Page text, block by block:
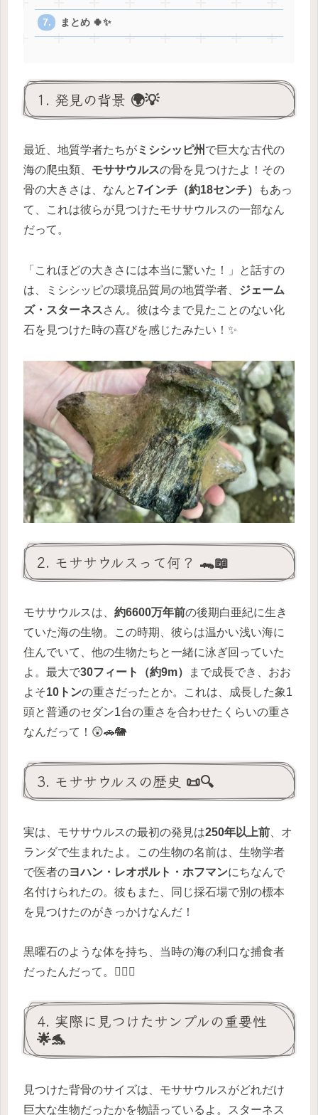
まとめ 🍀✨
1. 発見の背景 🌍💡
最近、地質学者たちがミシシッピ州 で巨大な古代の
海の爬虫類、 モササウルスの骨を見つけたよ！その
骨の大きさは、なんと7インチ（約18センチ）
もあっ
て、これは彼らが見つけたモササウルスの一部なん
だって。
「これほどの大きさには本当に驚いた！」と話すの
は、ミシシッピの環境品質局の地質学者、 ジェーム
ズ・スターネスさん。彼は今まで見たことのない化
石を見つけた時の喜びを感じたみたい！✨
2. モササウルスって何？ 🐊📖
モササウルスは、 約6600万年前の後期白亜紀に生き
ていた海の生物。この時期、彼らは温かい浅い海に
住んでいて、他の生物たちと一緒に泳ぎ回っていた
よ。最大で30フィート（約9m）
まで成長でき、おお
よそ10トンの重さだったとか。これは、成長した象1
頭と普通のセダン1台の重さを合わせたくらいの重さ
なんだって！😲🚗🐘
3. モササウルスの歴史 📜🔍
実は、モササウルスの最初の発見は250年以上前 、オ
ランダで生まれたよ。この生物の名前は、生物学者
で医者のヨハン・レオポルト・ホフマンにちなんで
名付けられたの。彼もまた、同じ採石場で別の標本
を見つけたのがきっかけなんだ！
黒曜石のような体を持ち、当時の海の利口な捕食者
だったんだって。🏊‍♂️💨
4. 実際に見つけたサンプルの重要性
🌟🐬
見つけた背骨のサイズは、モササウルスがどれだけ
巨大な生物だったかを物語っているよ。スターネス